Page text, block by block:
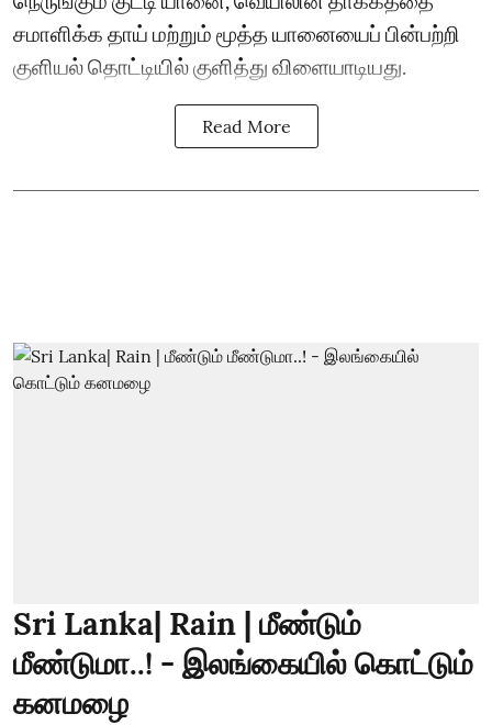
சமாளிக்க தாய் மற்றும் மூத்த யானையைப் பின்பற்றி
குளியல் தொட்டியில் குளித்து விளையாடியது.
Read More
Sri Lanka| Rain | மீண்டும்
மீண்டுமா..! - இலங்கையில் கொட்டும்
கனமழை